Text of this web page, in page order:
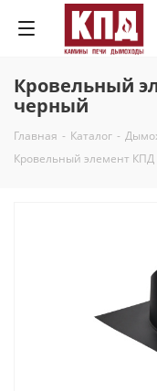
Кровельный
черный
Главная - Каталог -
Кровельный элемент КПД